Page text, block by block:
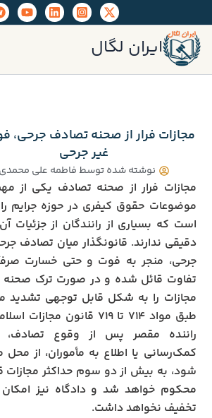
به
محتوا
ایران لگال
مجازات فرار از صحنه تصادف جرحی،
غیر جرحی
نوشته شده توسطفاطمه علی محمدی
مجازات فرار از صحنه تصادف یکی از
موضوعات حقوق کیفری در حوزه جرایم
است که بسیاری از رانندگان از جزئیات
دقیقی ندارند. قانونگذار میان تصادف
جرحی، منجر به فوت و حتی خسارت
تفاوت قائل شده و در صورت ترک صحنه
مجازات را به شکل قابل توجهی تشدید
طبق مواد ۷۱۴ تا ۷۱۹ قانون مجازات
راننده مقصر پس از وقوع تصادف،
کمک‌رسانی یا اطلاع به مأموران، از محل
شود، به بیش از دو سوم حداکثر مجازات
محکوم خواهد شد و دادگاه نیز امکان
تخفیف نخواهد داشت.